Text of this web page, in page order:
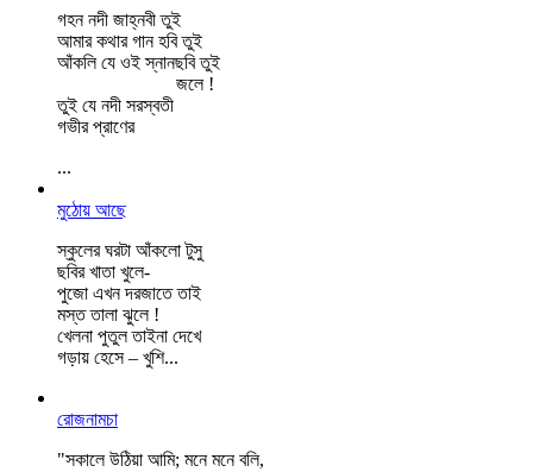
গহন নদী জাহ্নবী তুই
আমার কথার গান হবি তুই
আঁকলি যে ওই স্নানছবি তুই
জলে !
তুই যে নদী সরস্বতী
গভীর প্রাণের
...
মুঠোয় আছে
স্কুলের ঘরটা আঁকলো টুসু
ছবির খাতা খুলে-
পুজো এখন দরজাতে তাই
মস্ত তালা ঝুলে !
খেলনা পুতুল তাইনা দেখে
গড়ায় হেসে – খুশি...
রোজনামচা
"সকালে উঠিয়া আমি; মনে মনে বলি,